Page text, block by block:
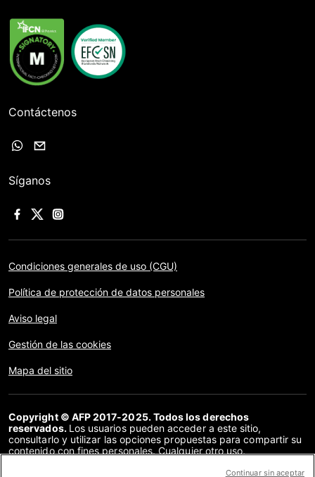
Contáctenos
Síganos
Condiciones generales de uso (CGU)
Política de protección de datos personales
Aviso legal
Gestión de las cookies
Mapa del sitio
Copyright © AFP 2017-2025. Todos los derechos
reservados. Los usuarios pueden acceder a este sitio,
consultarlo y utilizar las opciones propuestas para compartir su
contenido con fines personales. Cualquier otro uso,
distribución del contenido de este sitio, en su totalidad o en
Continuar sin aceptar